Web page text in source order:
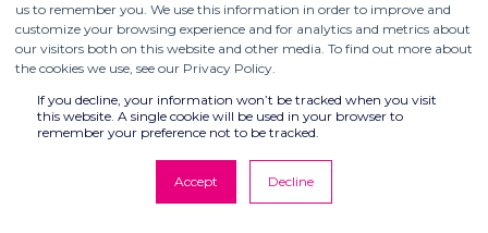
us to remember you. We use this information in order to improve and
customize your browsing experience and for analytics and metrics about
our visitors both on this website and other media. To find out more about
the cookies we use, see our Privacy Policy.
If you decline, your information won’t be tracked when you visit
this website. A single cookie will be used in your browser to
remember your preference not to be tracked.
Accept Decline